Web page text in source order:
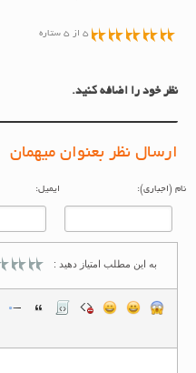
5 از 5 ستاره
نظر خود را اضافه کنید.
ارسال نظر بعنوان میهمان
(اجباری): ایمیل:
به این مطلب امتیاز دهید :